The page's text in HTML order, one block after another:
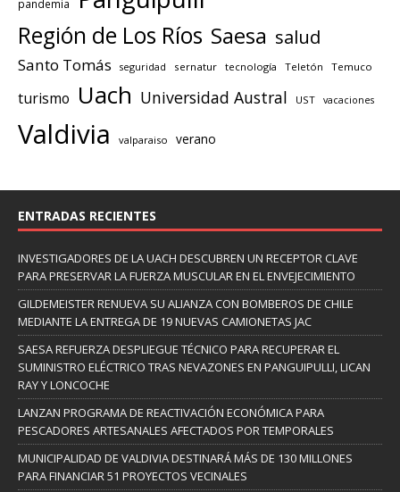
pandemia
Región de Los Ríos Saesa salud
Santo Tomás seguridad sernatur tecnología Teletón Temuco
turismo Uach Universidad Austral UST vacaciones
Valdivia valparaiso verano
ENTRADAS RECIENTES
INVESTIGADORES DE LA UACH DESCUBREN UN RECEPTOR CLAVE
PARA PRESERVAR LA FUERZA MUSCULAR EN EL ENVEJECIMIENTO
GILDEMEISTER RENUEVA SU ALIANZA CON BOMBEROS DE CHILE
MEDIANTE LA ENTREGA DE 19 NUEVAS CAMIONETAS JAC
SAESA REFUERZA DESPLIEGUE TÉCNICO PARA RECUPERAR EL
SUMINISTRO ELÉCTRICO TRAS NEVAZONES EN PANGUIPULLI, LICAN
RAY Y LONCOCHE
LANZAN PROGRAMA DE REACTIVACIÓN ECONÓMICA PARA
PESCADORES ARTESANALES AFECTADOS POR TEMPORALES
MUNICIPALIDAD DE VALDIVIA DESTINARÁ MÁS DE 130 MILLONES
PARA FINANCIAR 51 PROYECTOS VECINALES